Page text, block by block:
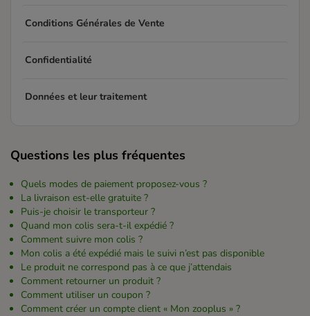
Conditions Générales de Vente
Confidentialité
Données et leur traitement
Questions les plus fréquentes
Quels modes de paiement proposez-vous ?
La livraison est-elle gratuite ?
Puis-je choisir le transporteur ?
Quand mon colis sera-t-il expédié ?
Comment suivre mon colis ?
Mon colis a été expédié mais le suivi n’est pas disponible
Le produit ne correspond pas à ce que j’attendais
Comment retourner un produit ?
Comment utiliser un coupon ?
Comment créer un compte client « Mon zooplus » ?